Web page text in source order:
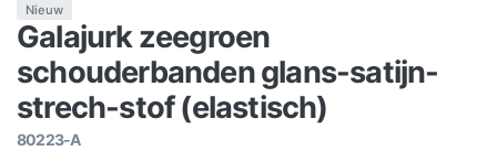
Nieuw
Galajurk zeegroen
schouderbanden glans-satijn-
strech-stof (elastisch)
80223-A